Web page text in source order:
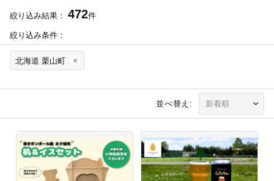
絞り込み結果： 472件
絞り込み条件：
北海道 栗山町
並べ替え: